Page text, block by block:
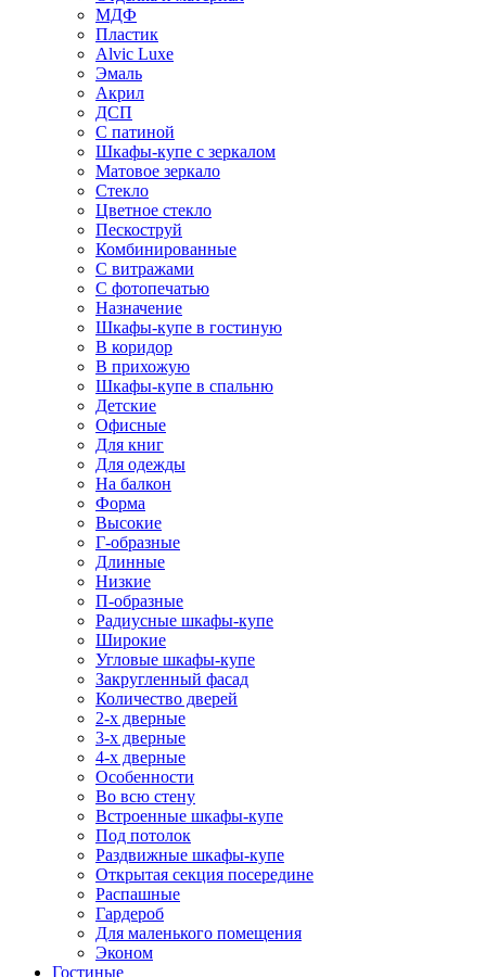
МДФ
Пластик
Alvic Luxe
Эмаль
Акрил
ДСП
С патиной
Шкафы-купе с зеркалом
Матовое зеркало
Стекло
Цветное стекло
Пескоструй
Комбинированные
С витражами
С фотопечатью
Назначение
Шкафы-купе в гостиную
В коридор
В прихожую
Шкафы-купе в спальню
Детские
Офисные
Для книг
Для одежды
На балкон
Форма
Высокие
Г-образные
Длинные
Низкие
П-образные
Радиусные шкафы-купе
Широкие
Угловые шкафы-купе
Закругленный фасад
Количество дверей
2-х дверные
3-х дверные
4-х дверные
Особенности
Во всю стену
Встроенные шкафы-купе
Под потолок
Раздвижные шкафы-купе
Открытая секция посередине
Распашные
Гардероб
Для маленького помещения
Эконом
Гостиные